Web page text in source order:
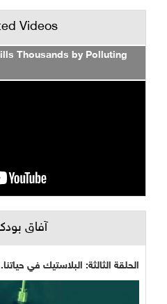
Videos
Thousands by Polluting
آفاق
الحلقة الثالثة: البلاستيك في